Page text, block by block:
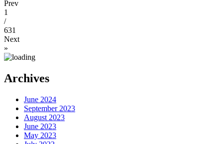
Prev
1
/
631
Next
»
Archives
June 2024
September 2023
August 2023
June 2023
May 2023